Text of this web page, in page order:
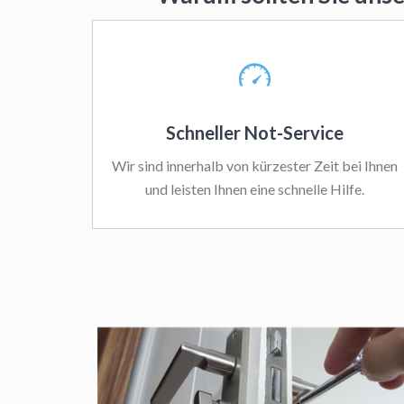
Schneller Not-Service
Wir sind innerhalb von kürzester Zeit bei Ihnen
und leisten Ihnen eine schnelle Hilfe.